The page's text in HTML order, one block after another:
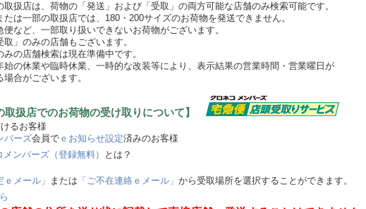
扱店は、荷物の「発送」および「受取」の両方可能な店舗のみ検索可能です。
一部の取扱店では、180・200サイズのお荷物を発送できません。
ど、一部取り扱いできないお荷物がございます。
のみの店舗もございます。
店舗検索は現在準備中です。
の休業や臨時休業、一時的な改装等により、表示結果の営業時間・営業曜日が
合がございます。
取扱店でのお荷物の受け取りについて】
るお客様
バーズ会員で ｅお知らせ設定済みのお客様
メンバーズ（登録無料）
とは？
ｅメール」 または 「ご不在連絡ｅメール」 から受取場所を選択することができます。